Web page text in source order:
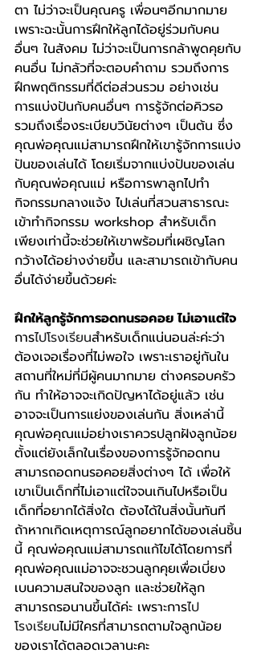
ตา ไม่ว่าจะเป็นคุณครู เพื่อนๆอีกมากมาย
เพราะฉะนั้นการฝึกให้ลูกได้อยู่ร่วมกับคน
อื่นๆ ในสังคม ไม่ว่าจะเป็นการกล้าพูดคุยกับ
คนอื่น ไม่กลัวที่จะตอบคำถาม รวมถึงการ
ฝึกพฤติกรรมที่ดีต่อส่วนรวม อย่างเช่น
การแบ่งปันกับคนอื่นๆ การรู้จักต่อคิวรอ
รวมถึงเรื่องระเบียบวินัยต่างๆ เป็นต้น ซึ่ง
คุณพ่อคุณแม่สามารถฝึกให้เขารู้จักการแบ่ง
ปันของเล่นได้ โดยเริ่มจากแบ่งปันของเล่น
กับคุณพ่อคุณแม่ หรือการพาลูกไปทำ
กิจกรรมกลางแจ้ง ไปเล่นที่สวนสาธารณะ
เข้าทำกิจกรรม workshop สำหรับเด็ก
เพียงเท่านี้จะช่วยให้เขาพร้อมที่เผชิญโลก
กว้างได้อย่างง่ายขึ้น และสามารถเข้ากับคน
อื่นได้ง่ายขึ้นด้วยค่ะ
ฝึกให้ลูกรู้จักการอดทนรอคอย ไม่เอาแต่ใจ
การไปโรงเรียนสำหรับเด็กแน่นอนล่ะค่ะว่า
ต้องเจอเรื่องที่ไม่พอใจ เพราะเราอยู่กันใน
สถานที่ใหม่ที่มีผู้คนมากมาย ต่างครอบครัว
กัน ทำให้อาจจะเกิดปัญหาได้อยู่แล้ว เช่น
อาจจะเป็นการแย่งของเล่นกัน สิ่งเหล่านี้
คุณพ่อคุณแม่อย่างเราควรปลูกฝังลูกน้อย
ตั้งแต่ยังเล็กในเรื่องของการรู้จักอดทน
สามารถอดทนรอคอยสิ่งต่างๆ ได้ เพื่อให้
เขาเป็นเด็กที่ไม่เอาแต่ใจจนเกินไปหรือเป็น
เด็กที่อยากได้สิ่งใด ต้องได้ในสิ่งนั้นทันที
ถ้าหากเกิดเหตุการณ์ลูกอยากได้ของเล่นชิ้น
นี้ คุณพ่อคุณแม่สามารถแก้ไขได้โดยการที่
คุณพ่อคุณแม่อาจจะชวนลูกคุยเพื่อเบี่ยง
เบนความสนใจของลูก และช่วยให้ลูก
สามารถรอนานขึ้นได้ค่ะ เพราะการไป
โรงเรียนไม่มีใครที่สามารถตามใจลูกน้อย
ของเราได้ตลอดเวลานะคะ